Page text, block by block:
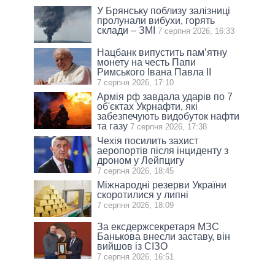
У Брянську поблизу залізниці
пролунали вибухи, горять
склади – ЗМІ
7 серпня 2026, 16:33
Нацбанк випустить пам’ятну
монету на честь Папи
Римського Івана Павла II
7 серпня 2026, 17:10
Армія рф завдала ударів по 7
об'єктах Укрнафти, які
забезпечують видобуток нафти
та газу 7 серпня 2026, 17:38
Чехія посилить захист
аеропортів після інциденту з
дроном у Лейпцигу
7 серпня 2026, 18:45
Міжнародні резерви України
скоротилися у липні
7 серпня 2026, 18:09
За ексдержсекретаря МЗС
Банькова внесли заставу, він
вийшов із СІЗО
7 серпня 2026, 16:51